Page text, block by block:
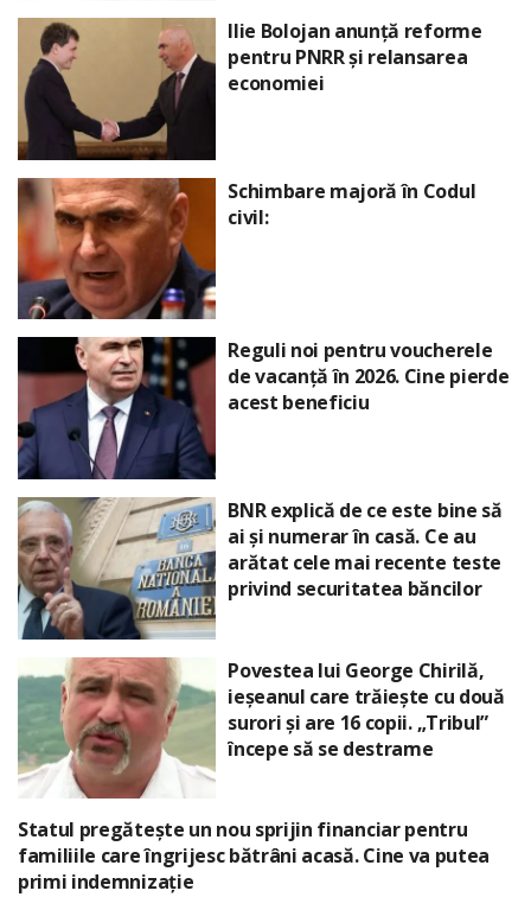
Ilie Bolojan anunță reforme
pentru PNRR și relansarea
economiei
Schimbare majoră în Codul
civil:
Reguli noi pentru voucherele
de vacanță în 2026. Cine pierde
acest beneficiu
BNR explică de ce este bine să
ai și numerar în casă. Ce au
arătat cele mai recente teste
privind securitatea băncilor
Povestea lui George Chirilă,
ieșeanul care trăiește cu două
surori și are 16 copii. „Tribul”
începe să se destrame
Statul pregătește un nou sprijin financiar pentru
familiile care îngrijesc bătrâni acasă. Cine va putea
primi indemnizație